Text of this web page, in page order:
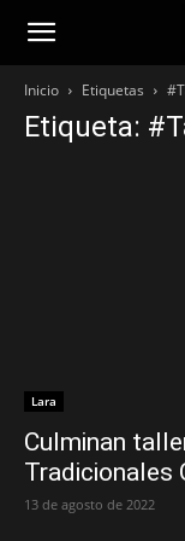
Noticias251
Inicio Etiquetas
Etiqueta:
Lara
Culminan
Tradicionales
13 de agosto de 2022